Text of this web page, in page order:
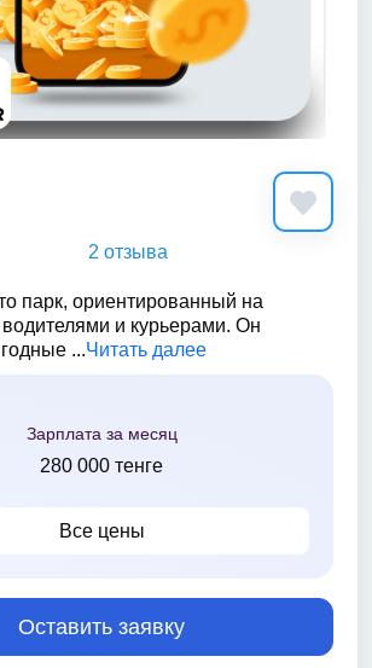
2 отзыва
парк, ориентированный на
водителями и курьерами. Он
...Читать далее
Зарплата за месяц
280 000 тенге
Все цены
Оставить заявку